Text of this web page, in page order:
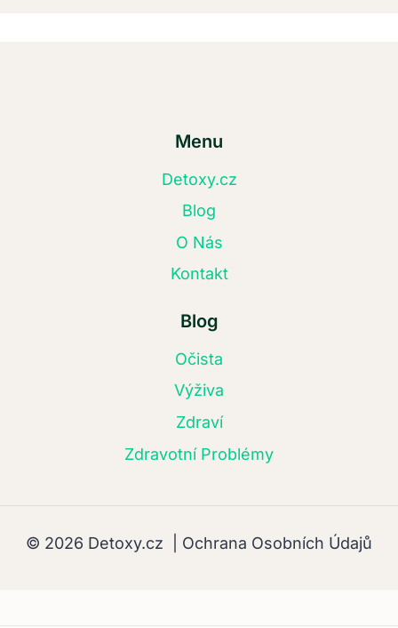
Menu
Detoxy.cz
Blog
O Nás
Kontakt
Blog
Očista
Výživa
Zdraví
Zdravotní Problémy
© 2026 Detoxy.cz | Ochrana Osobních Údajů